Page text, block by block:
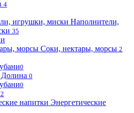
4
Наполнители,
35
Соки, нектары, морсы 2
0
0
0
2
Энергетические